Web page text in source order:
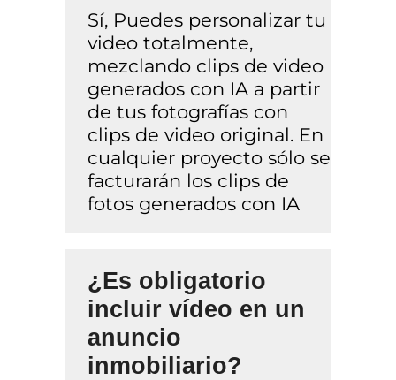
Sí, Puedes personalizar tu
video totalmente,
mezclando clips de video
generados con IA a partir
de tus fotografías con
clips de video original. En
cualquier proyecto sólo se
facturarán los clips de
fotos generados con IA
¿Es obligatorio
incluir vídeo en un
anuncio
inmobiliario?